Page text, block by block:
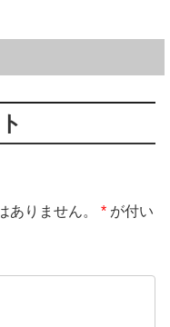
ありません。 * が付い